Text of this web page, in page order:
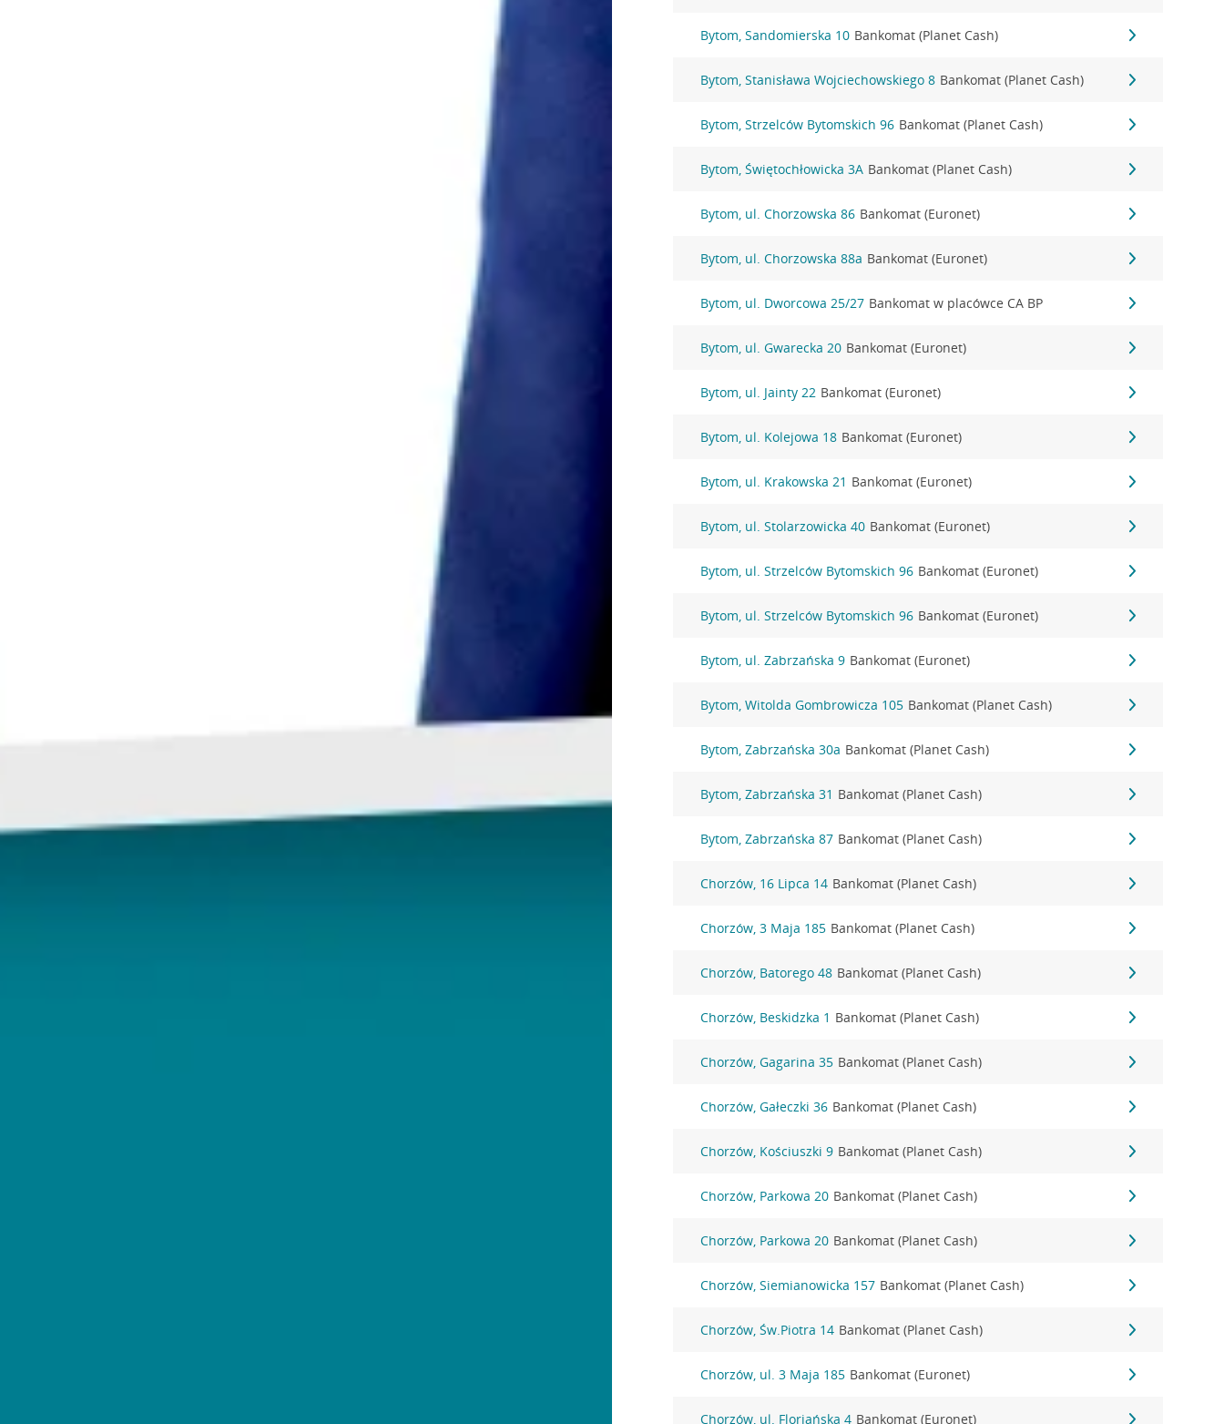
Bytom, Sandomierska 10 Bankomat (Planet Cash)
Bytom, Stanisława Wojciechowskiego 8 Bankomat (Planet Cash)
Bytom, Strzelców Bytomskich 96 Bankomat (Planet Cash)
Bytom, Świętochłowicka 3A Bankomat (Planet Cash)
Bytom, ul. Chorzowska 86 Bankomat (Euronet)
Bytom, ul. Chorzowska 88a Bankomat (Euronet)
Bytom, ul. Dworcowa 25/27 Bankomat w placówce CA BP
Bytom, ul. Gwarecka 20 Bankomat (Euronet)
Bytom, ul. Jainty 22 Bankomat (Euronet)
Bytom, ul. Kolejowa 18 Bankomat (Euronet)
Bytom, ul. Krakowska 21 Bankomat (Euronet)
Bytom, ul. Stolarzowicka 40 Bankomat (Euronet)
Bytom, ul. Strzelców Bytomskich 96 Bankomat (Euronet)
Bytom, ul. Strzelców Bytomskich 96 Bankomat (Euronet)
Bytom, ul. Zabrzańska 9 Bankomat (Euronet)
Bytom, Witolda Gombrowicza 105 Bankomat (Planet Cash)
Bytom, Zabrzańska 30a Bankomat (Planet Cash)
Bytom, Zabrzańska 31 Bankomat (Planet Cash)
Bytom, Zabrzańska 87 Bankomat (Planet Cash)
Chorzów, 16 Lipca 14 Bankomat (Planet Cash)
Chorzów, 3 Maja 185 Bankomat (Planet Cash)
Chorzów, Batorego 48 Bankomat (Planet Cash)
Chorzów, Beskidzka 1 Bankomat (Planet Cash)
Chorzów, Gagarina 35 Bankomat (Planet Cash)
Chorzów, Gałeczki 36 Bankomat (Planet Cash)
Chorzów, Kościuszki 9 Bankomat (Planet Cash)
Chorzów, Parkowa 20 Bankomat (Planet Cash)
Chorzów, Parkowa 20 Bankomat (Planet Cash)
Chorzów, Siemianowicka 157 Bankomat (Planet Cash)
Chorzów, Św.Piotra 14 Bankomat (Planet Cash)
Chorzów, ul. 3 Maja 185 Bankomat (Euronet)
Chorzów, ul. Floriańska 4 Bankomat (Euronet)